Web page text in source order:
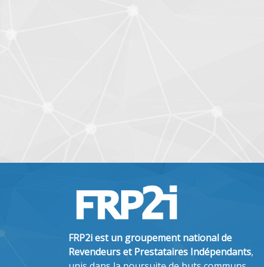
FRP2i est un groupement national de
Revendeurs et Prestataires Indépendants,